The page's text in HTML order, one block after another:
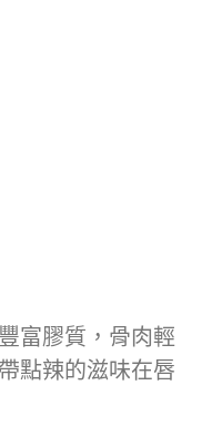
富膠質，骨肉輕
點辣的滋味在唇